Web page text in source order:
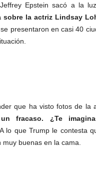
Epstein sacó a la
sobre la actriz Lindsay
presentaron en casi 40
que ha visto fotos de la
fracaso. ¿Te
A lo que Trump le contesta
buenas en la cama.